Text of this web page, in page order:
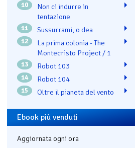
10
Non ci indurre in
tentazione
11 Sussurrami, o dea
12
La prima colonia - The
Montecristo Project / 1
13 Robot 103
14 Robot 104
15 Oltre il pianeta del vento
Ebook più venduti
Aggiornata ogni ora